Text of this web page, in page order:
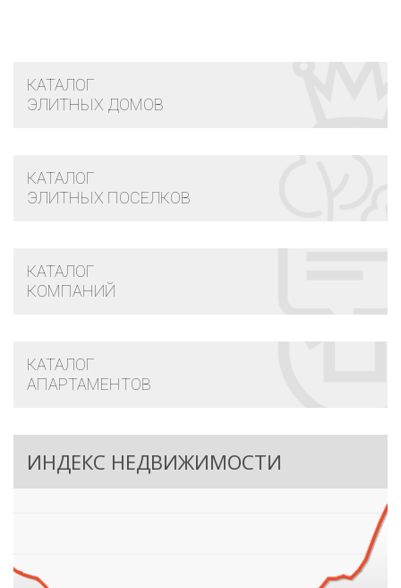
КАТАЛОГ
ЭЛИТНЫХ ДОМОВ
КАТАЛОГ
ЭЛИТНЫХ ПОСЕЛКОВ
КАТАЛОГ
КОМПАНИЙ
КАТАЛОГ
АПАРТАМЕНТОВ
ИНДЕКС НЕДВИЖИМОСТИ